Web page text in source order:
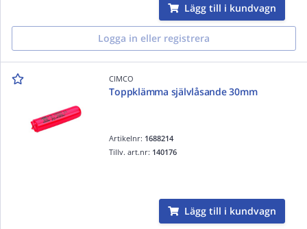
Lägg till i kundvagn
Logga in eller registrera
CIMCO
Toppklämma självlåsande 30mm
Artikelnr: 1688214
Tillv. art.nr: 140176
Lägg till i kundvagn